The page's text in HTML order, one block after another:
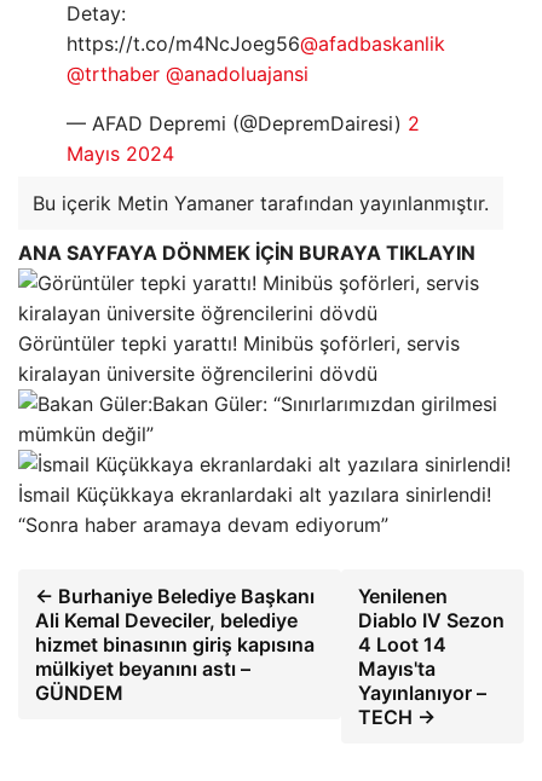
Detay:
https://t.co/m4NcJoeg56@afadbaskanlik
@trthaber @anadoluajansi
— AFAD Depremi (@DepremDairesi) 2
Mayıs 2024
Bu içerik Metin Yamaner tarafından yayınlanmıştır.
ANA SAYFAYA DÖNMEK İÇİN BURAYA TIKLAYIN
Görüntüler tepki yarattı! Minibüs şoförleri, servis
kiralayan üniversite öğrencilerini dövdü
Bakan Güler: “Sınırlarımızdan girilmesi
mümkün değil”
İsmail Küçükkaya ekranlardaki alt yazılara sinirlendi!
“Sonra haber aramaya devam ediyorum”
← Burhaniye Belediye Başkanı
Ali Kemal Deveciler, belediye
hizmet binasının giriş kapısına
mülkiyet beyanını astı –
GÜNDEM
Yenilenen
Diablo IV Sezon
4 Loot 14
Mayıs'ta
Yayınlanıyor –
TECH →